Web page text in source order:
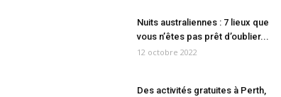
Nuits australiennes : 7 lieux que
vous n’êtes pas prêt d’oublier...
12 octobre 2022
Des activités gratuites à Perth,